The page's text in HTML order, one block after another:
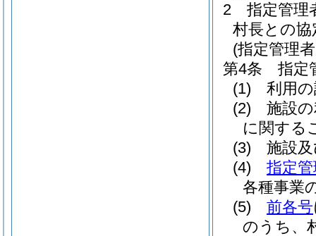
2
指定管理
村長との
(指定管理
第4条
指定
(1)
利用
(2)
施設
に関する
(3)
施設
(4)
指定
各種事業
(5)
前各号
のうち、